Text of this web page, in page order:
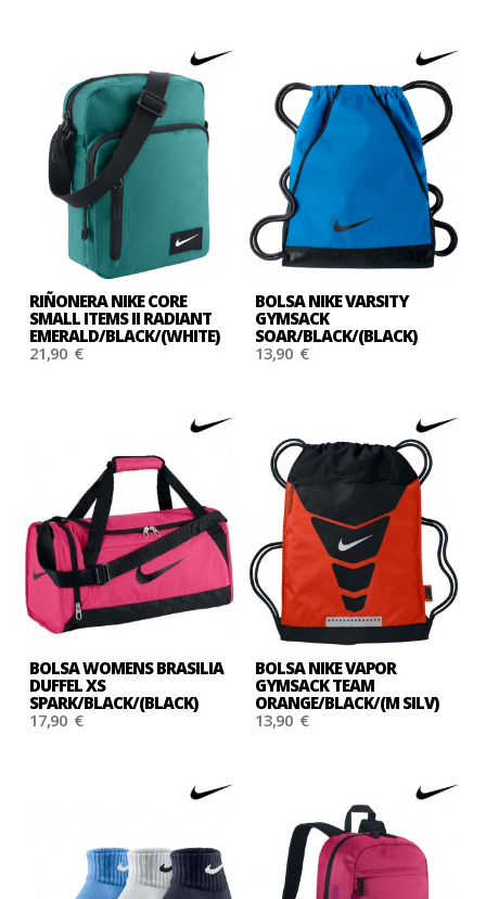
RIÑONERA NIKE CORE
SMALL ITEMS II RADIANT
EMERALD/BLACK/(WHITE)
21,90 €
BOLSA NIKE VARSITY
GYMSACK
SOAR/BLACK/(BLACK)
13,90 €
BOLSA WOMENS BRASILIA
DUFFEL XS
SPARK/BLACK/(BLACK)
17,90 €
BOLSA NIKE VAPOR
GYMSACK TEAM
ORANGE/BLACK/(M SILV)
13,90 €